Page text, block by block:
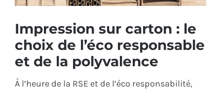
CONTACT
Impression sur carton : le
choix de l’éco responsable
et de la polyvalence
À l’heure de la RSE et de l’éco responsabilité,